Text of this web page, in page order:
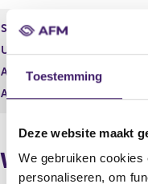
Toestemming
Deze website maakt
We gebruiken
personaliseren, om
a
a
t
Soort effect
Uitgevende instelling
Aantal effecten
Aantal stemmen
Wijzigingen